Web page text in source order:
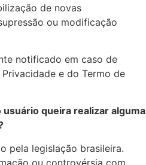
de novas
ou modificação
notificado em caso de
e do Termo de
queira realizar alguma
pela legislação brasileira.
ou controvérsia com